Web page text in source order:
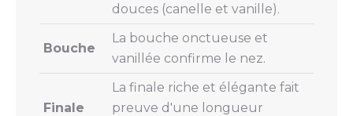
douces (canelle et vanille).
Bouche
La bouche onctueuse et
vanillée confirme le nez.
Finale
La finale riche et élégante fait
preuve d'une longueur